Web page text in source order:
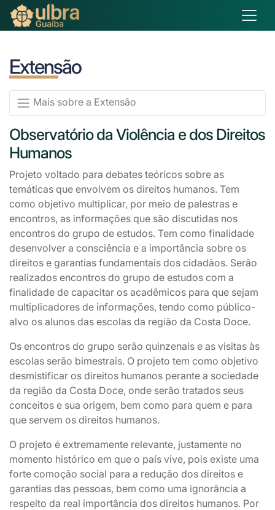
Extensão
Mais sobre a Extensão
Observatório da Violência e dos Direitos
Humanos
Projeto voltado para debates teóricos sobre as
temáticas que envolvem os direitos humanos. Tem
como objetivo multiplicar, por meio de palestras e
encontros, as informações que são discutidas nos
encontros do grupo de estudos. Tem como finalidade
desenvolver a consciência e a importância sobre os
direitos e garantias fundamentais dos cidadãos. Serão
realizados encontros do grupo de estudos com a
finalidade de capacitar os acadêmicos para que sejam
multiplicadores de informações, tendo como público-
alvo os alunos das escolas da região da Costa Doce.
Os encontros do grupo serão quinzenais e as visitas às
escolas serão bimestrais. O projeto tem como objetivo
desmistificar os direitos humanos perante a sociedade
da região da Costa Doce, onde serão tratados seus
conceitos e sua origem, bem como para quem e para
que servem os direitos humanos.
O projeto é extremamente relevante, justamente no
momento histórico em que o país vive, pois existe uma
forte comoção social para a redução dos direitos e
garantias das pessoas, bem como uma ignorância a
respeito da real importância dos direitos humanos. Por